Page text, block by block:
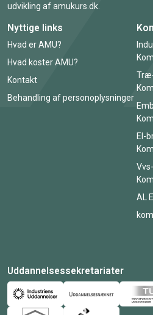
udvikling af amukurs.dk.
Nyttige links
Hvad er AMU?
Hvad koster AMU?
Kontakt
Behandling af personoplysninger
El-
AL
Uddannelsessekretariater